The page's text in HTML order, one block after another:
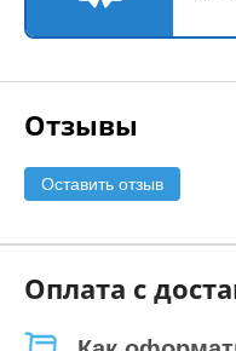
Отзывы
Оставить отзыв
Оплата с